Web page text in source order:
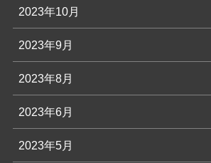
2023年10月
2023年9月
2023年8月
2023年6月
2023年5月